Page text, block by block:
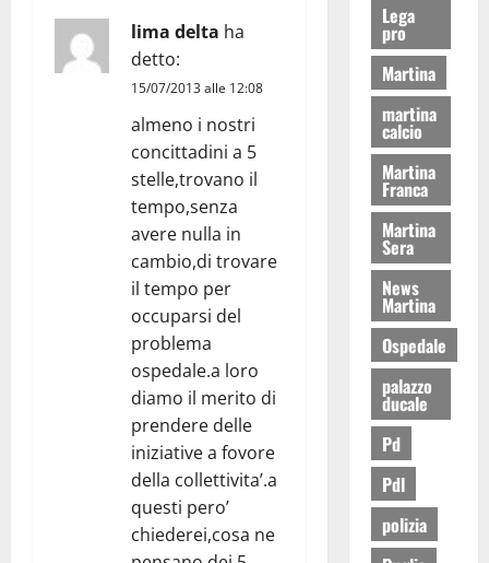
lima delta ha
detto:
15/07/2013 alle 12:08
almeno i nostri
concittadini a 5
stelle,trovano il
tempo,senza
avere nulla in
cambio,di trovare
il tempo per
occuparsi del
problema
ospedale.a loro
diamo il merito di
prendere delle
iniziative a fovore
della collettivita’.a
questi pero’
chiederei,cosa ne
Lega
pro
Martina
martina
calcio
Martina
Franca
Martina
Sera
News
Martina
Ospedale
palazzo
ducale
Pd
Pdl
polizia